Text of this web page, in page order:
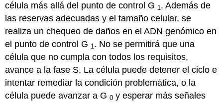
célula más allá del punto de control G 1. Además de
las reservas adecuadas y el tamaño celular, se
realiza un chequeo de daños en el ADN genómico en
el punto de control G 1. No se permitirá que una
célula que no cumpla con todos los requisitos,
avance a la fase S. La célula puede detener el ciclo e
intentar remediar la condición problemática, o la
célula puede avanzar a G0 y esperar más señales